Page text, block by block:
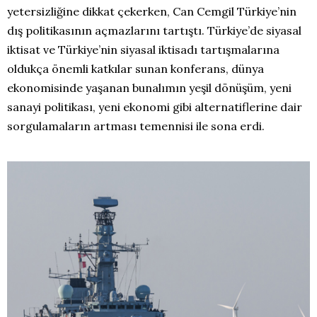
yetersizliğine dikkat çekerken, Can Cemgil Türkiye’nin
dış politikasının açmazlarını tartıştı. Türkiye’de siyasal
iktisat ve Türkiye’nin siyasal iktisadı tartışmalarına
oldukça önemli katkılar sunan konferans, dünya
ekonomisinde yaşanan bunalımın yeşil dönüşüm, yeni
sanayi politikası, yeni ekonomi gibi alternatiflerine dair
sorgulamaların artması temennisi ile sona erdi.